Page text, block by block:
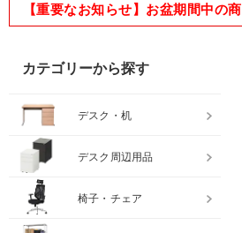
【重要なお知らせ】お盆期間中の
カテゴリーから探す
デスク・机
デスク周辺用品
椅子・チェア